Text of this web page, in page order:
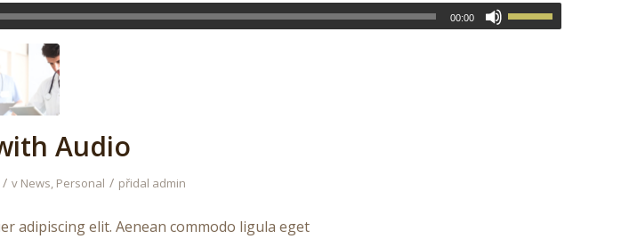
00:00
Audio
/ v News, Personal / přidal admin
adipiscing elit. Aenean commodo ligula eget